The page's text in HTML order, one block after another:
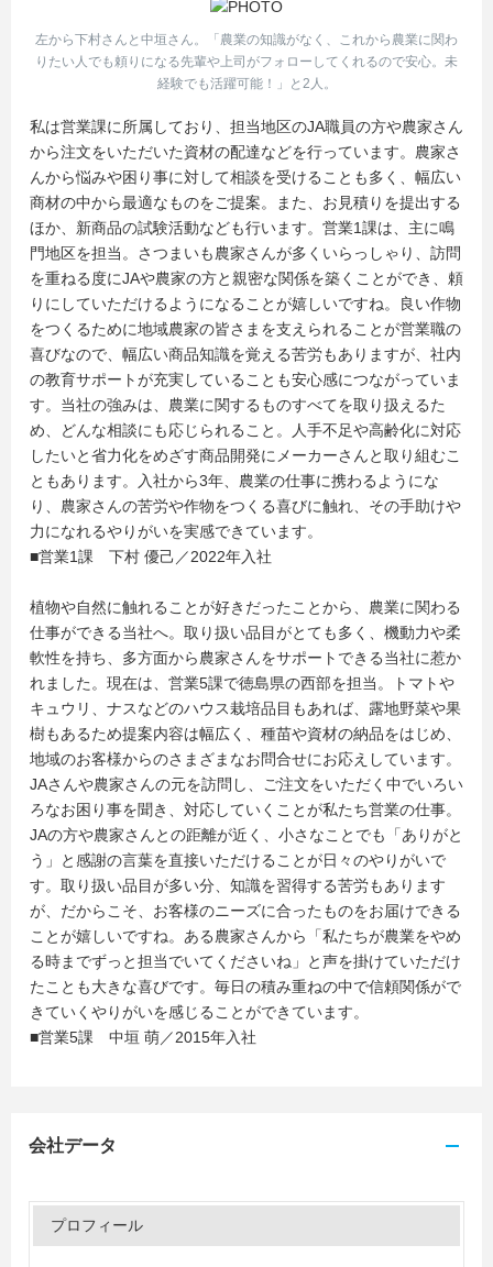
左から下村さんと中垣さん。「農業の知識がなく、これから農業に関わ
りたい人でも頼りになる先輩や上司がフォローしてくれるので安心。未
経験でも活躍可能！」と2人。
私は営業課に所属しており、担当地区のJA職員の方や農家さん
から注文をいただいた資材の配達などを行っています。農家さ
んから悩みや困り事に対して相談を受けることも多く、幅広い
商材の中から最適なものをご提案。また、お見積りを提出する
ほか、新商品の試験活動なども行います。営業1課は、主に鳴
門地区を担当。さつまいも農家さんが多くいらっしゃり、訪問
を重ねる度にJAや農家の方と親密な関係を築くことができ、頼
りにしていただけるようになることが嬉しいですね。良い作物
をつくるために地域農家の皆さまを支えられることが営業職の
喜びなので、幅広い商品知識を覚える苦労もありますが、社内
の教育サポートが充実していることも安心感につながっていま
す。当社の強みは、農業に関するものすべてを取り扱えるた
め、どんな相談にも応じられること。人手不足や高齢化に対応
したいと省力化をめざす商品開発にメーカーさんと取り組むこ
ともあります。入社から3年、農業の仕事に携わるようにな
り、農家さんの苦労や作物をつくる喜びに触れ、その手助けや
力になれるやりがいを実感できています。
■営業1課 下村 優己／2022年入社
植物や自然に触れることが好きだったことから、農業に関わる
仕事ができる当社へ。取り扱い品目がとても多く、機動力や柔
軟性を持ち、多方面から農家さんをサポートできる当社に惹か
れました。現在は、営業5課で徳島県の西部を担当。トマトや
キュウリ、ナスなどのハウス栽培品目もあれば、露地野菜や果
樹もあるため提案内容は幅広く、種苗や資材の納品をはじめ、
地域のお客様からのさまざまなお問合せにお応えしています。
JAさんや農家さんの元を訪問し、ご注文をいただく中でいろい
ろなお困り事を聞き、対応していくことが私たち営業の仕事。
JAの方や農家さんとの距離が近く、小さなことでも「ありがと
う」と感謝の言葉を直接いただけることが日々のやりがいで
す。取り扱い品目が多い分、知識を習得する苦労もあります
が、だからこそ、お客様のニーズに合ったものをお届けできる
ことが嬉しいですね。ある農家さんから「私たちが農業をやめ
る時までずっと担当でいてくださいね」と声を掛けていただけ
たことも大きな喜びです。毎日の積み重ねの中で信頼関係がで
きていくやりがいを感じることができています。
■営業5課 中垣 萌／2015年入社
会社データ
プロフィール